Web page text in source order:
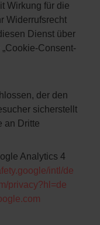
Wirkung für die
Widerrufsrecht
Dienst über
Consent-
der den
sicherstellt
an Dritte
Analytics 4
/intl /de
/privacy?hl=de